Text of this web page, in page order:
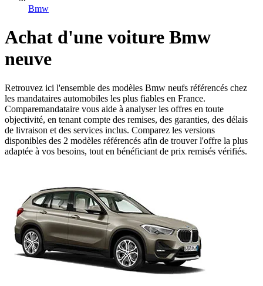
Bmw
Achat d'une voiture Bmw
neuve
Retrouvez ici l'ensemble des modèles Bmw neufs référencés chez
les mandataires automobiles les plus fiables en France.
Comparemandataire vous aide à analyser les offres en toute
objectivité, en tenant compte des remises, des garanties, des délais
de livraison et des services inclus. Comparez les versions
disponibles des 2 modèles référencés afin de trouver l'offre la plus
adaptée à vos besoins, tout en bénéficiant de prix remisés vérifiés.